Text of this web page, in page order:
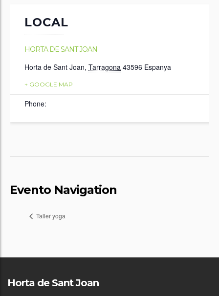
LOCAL
HORTA DE SANT JOAN
Horta de Sant Joan, Tarragona 43596 Espanya
+ GOOGLE MAP
Phone:
Evento Navigation
Taller yoga
Horta de Sant Joan